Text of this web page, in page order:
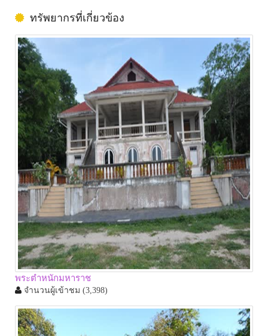
ทรัพยากรที่เกี่ยวข้อง
พระตำหนักมหาราช
จำนวนผู้เข้าชม (3,398)